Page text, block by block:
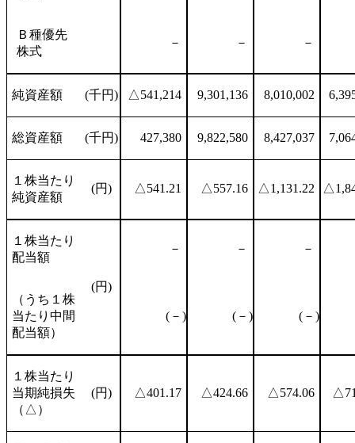
Ｂ種優先
株式
－ － －
純資産額 (千円) △541,214 9,301,136 8,010,002
総資産額 (千円) 427,380 9,822,580 8,427,037
１株当たり
純資産額
(円) △541.21 △557.16 △1,131.22
１株当たり
配当額
(円)
－ － －
（うち１株
当たり中間
配当額）
(－) (－) (－)
１株当たり
当期純損失
（△）
(円) △401.17 △424.66 △574.06